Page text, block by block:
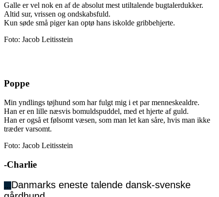
Galle er vel nok en af de absolut mest utiltalende bugtalerdukker.
Altid sur, vrissen og ondskabsfuld.
Kun søde små piger kan optø hans iskolde gribbehjerte.
Foto: Jacob Leitisstein
Poppe
Min yndlings tøjhund som har fulgt mig i et par menneskealdre.
Han er en lille næsvis bomuldspuddel, med et hjerte af guld.
Han er også et følsomt væsen, som man let kan såre, hvis man ikke
træder varsomt.
Foto: Jacob Leitisstein
-Charlie
…Danmarks eneste talende dansk-svenske